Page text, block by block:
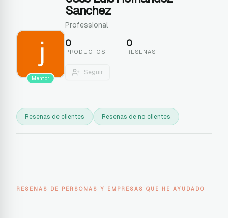
Mentor
Sanchez
Professional
0
PRODUCTOS
0
RESENAS
Seguir
Resenas de clientes Resenas de no clientes
RESENAS DE PERSONAS Y EMPRESAS QUE HE AYUDADO